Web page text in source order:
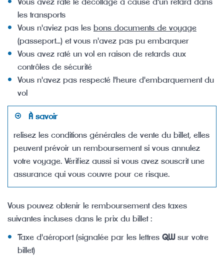
Vous avez raté le décollage à cause d'un retard dans
les transports
Vous n'aviez pas les bons documents de voyage
(passeport...) et vous n'avez pas pu embarquer
Vous avez raté un vol en raison de retards aux
contrôles de sécurité
Vous n'avez pas respecté l'heure d'embarquement du
vol
À savoir
relisez les conditions générales de vente du billet, elles
peuvent prévoir un remboursement si vous annulez
votre voyage. Vérifiez aussi si vous avez souscrit une
assurance qui vous couvre pour ce risque.
Vous pouvez obtenir le remboursement des taxes
suivantes incluses dans le prix du billet :
Taxe d'aéroport (signalée par les lettres QWsur votre
billet)